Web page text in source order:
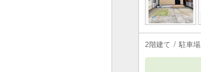
2階建て 駐車場